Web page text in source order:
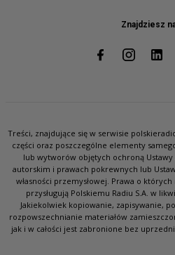
Znajdziesz
Treści, znajdujące się w serwisie
części oraz poszczególne elementy
lub wytworów objętych ochroną
autorskim i prawach pokrewnych lub
własności przemysłowej. Prawa o
przysługują Polskiemu Radiu S.A. w
Jakiekolwiek kopiowanie, zapisywanie,
rozpowszechnianie materiałów
jak i w całości jest zabronione bez